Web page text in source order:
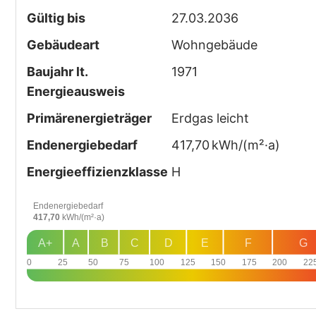
Gültig bis
27.03.2036
Gebäudeart
Wohngebäude
Baujahr lt.
Energieausweis
1971
Primärenergieträger
Erdgas leicht
Endenergie­bedarf
417,70 kWh/(m²·a)
Energie­effizienz­klasse H
0 25 50 75 100 125 150 175 200
G
F
E
D
C
B
A
A+
Endenergiebedarf
417,70kWh/(m²·a)